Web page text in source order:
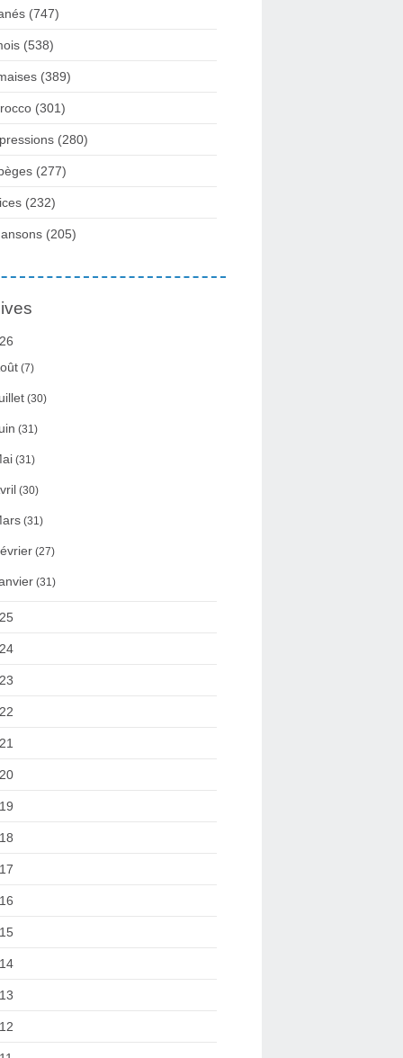
(747)
(538)
(389)
(301)
(280)
(277)
(232)
(205)
(7)
(30)
(31)
(31)
(30)
(31)
(27)
(31)